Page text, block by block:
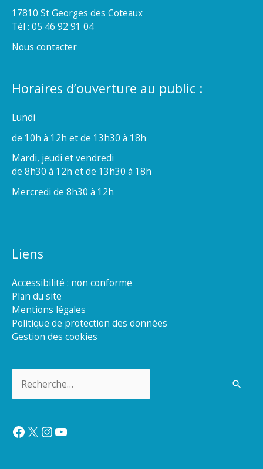
17810 St Georges des Coteaux
Tél : 05 46 92 91 04
Nous contacter
Horaires d’ouverture au public :
Lundi
de 10h à 12h et de 13h30 à 18h
Mardi, jeudi et vendredi
de 8h30 à 12h et de 13h30 à 18h
Mercredi de 8h30 à 12h
Liens
Accessibilité : non conforme
Plan du site
Mentions légales
Politique de protection des données
Gestion des cookies
Facebook
X Instagram
YouTube